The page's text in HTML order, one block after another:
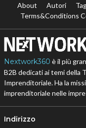
About Autori
Terms&Conditions
Nextwork360 è il più
B2B dedicati ai temi della
Imprenditoriale. Ha la
imprenditoriale nelle
Indirizzo